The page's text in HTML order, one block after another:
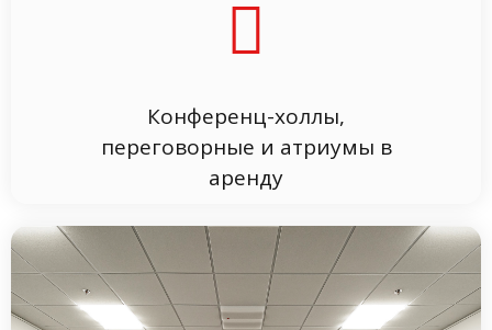
Конференц-холлы,
переговорные и атриумы в
аренду